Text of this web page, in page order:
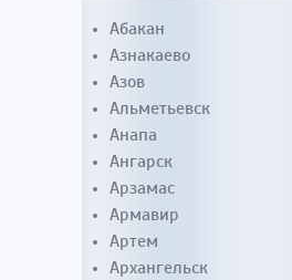
Абакан
Азнакаево
Азов
Альметьевск
Анапа
Ангарск
Арзамас
Армавир
Артем
Архангельск